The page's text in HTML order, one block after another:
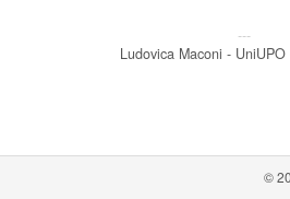
---
Ludovica Maconi -
©